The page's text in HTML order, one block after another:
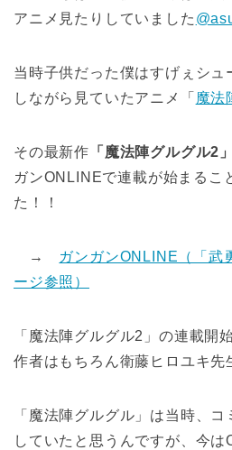
アニメ見たりしていました
当時子供だった僕はすげぇシュ
しながら見ていたアニメ「 魔法
その最新作 「魔法陣グルグル2」
ガンONLINEで連載が始まるこ
た！！
→ ガンガンONLINE（「武
ージ参照）
「魔法陣グルグル2」の連載開
作者はもちろん衛藤ヒロユキ先
「魔法陣グルグル」は当時、
していたと思うんですが、今